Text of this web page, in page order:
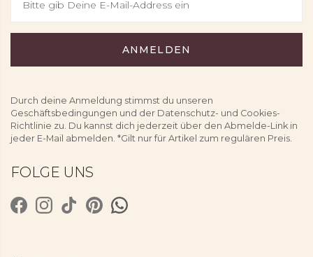
Durch deine Anmeldung stimmst du unseren
Geschäftsbedingungen und der Datenschutz- und Cookies-
Richtlinie zu. Du kannst dich jederzeit über den Abmelde-Link in
jeder E-Mail abmelden. *Gilt nur für Artikel zum regulären Preis.
FOLGE UNS